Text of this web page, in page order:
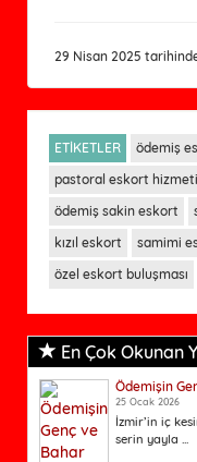
29 Nisan 2025
ETİKETLER ödemiş
pastoral eskort hizmeti
ödemiş sakin eskort
kızıl eskort
samimi
özel eskort buluşması
En Çok Okunan
Ödemişin
25 Ocak 2026
İzmir’in iç
serin yayla ...